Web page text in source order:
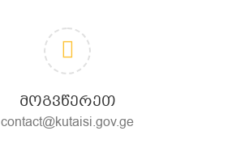
ᲛᲝᲒᲕᲬᲔᲠᲔᲗ
contact@kutaisi.gov.ge